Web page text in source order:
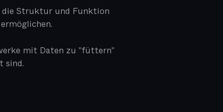
Struktur und Funktion
mit Daten zu "füttern"
sind.